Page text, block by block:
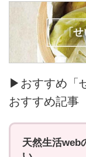
▶おすすめ「
おすすめ記事